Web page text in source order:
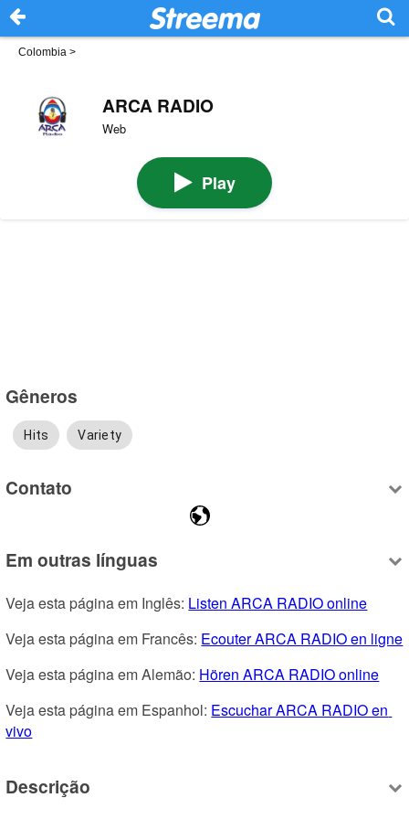
Colombia >
ARCA RADIO
Web
Play
Gêneros
Hits Variety
Contato
Em outras línguas
Veja esta página em Inglês: Listen ARCA RADIO online
Veja esta página em Francês: Ecouter ARCA RADIO en ligne
Veja esta página em Alemão: Hören ARCA RADIO online
Veja esta página em Espanhol: Escuchar ARCA RADIO en
vivo
Descrição